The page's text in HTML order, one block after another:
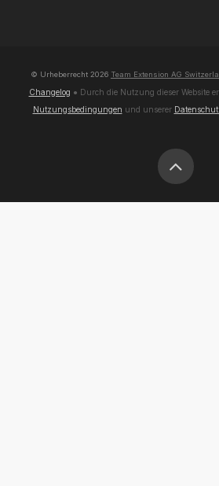
© Urheberrecht 2026 Team Extension AG
Changelog ● Durch die Nutzung dieser Website
Nutzungsbedingungen und unserer